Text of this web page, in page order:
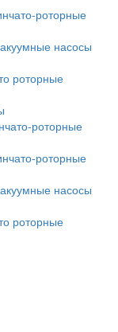
роторные
насосы
роторные
роторные
роторные
насосы
роторные